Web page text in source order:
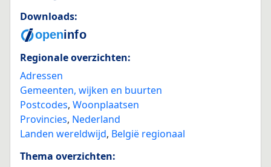
Downloads:
Regionale overzichten:
Adressen
Gemeenten, wijken en buurten
Postcodes, Woonplaatsen
Provincies, Nederland
Landen wereldwijd, België regionaal
Thema overzichten: